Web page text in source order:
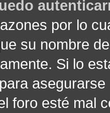
por lo
su nombre
Si lo
foro esté mal